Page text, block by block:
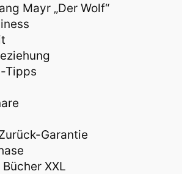
Mayr „Der Wolf“
Tipps
Garantie
XXL